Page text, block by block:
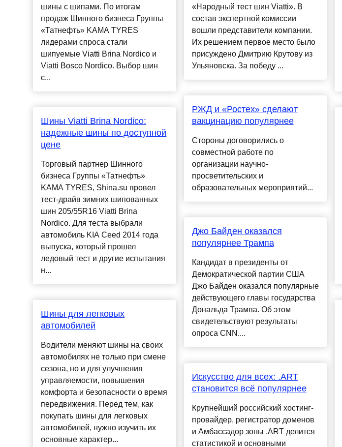
шины с шипами. По итогам
продаж Шинного бизнеса Группы
«Татнефть» KAMA TYRES
лидерами спроса стали
шипуемые Viatti Brina Nordico и
Viatti Bosco Nordico. Выбор шин
с...
Шины Viatti Brina Nordico:
надежные шины по доступной
цене
Торговый партнер Шинного
бизнеса Группы «Татнефть»
KAMA TYRES, Shina.su провел
тест-драйв зимних шипованных
шин 205/55R16 Viatti Brina
Nordico. Для теста выбрали
автомобиль KIA Ceed 2014 года
выпуска, который прошел
ледовый тест и другие испытания
н...
Шины для легковых
автомобилей
Водители меняют шины на своих
автомобилях не только при смене
сезона, но и для улучшения
управляемости, повышения
комфорта и безопасности о время
передвижения. Перед тем, как
покупать шины для легковых
автомобилей, нужно изучить их
основные характер...
«Народный тест шин Viatti». В
состав экспертной комиссии
вошли представители компании.
Их решением первое место было
присуждено Дмитрию Крутову из
Ульяновска. За победу ...
РЖД и «Ростех» сделают
вакцинацию популярнее
Стороны договорились о
совместной работе по
организации научно-
просветительских и
образовательных мероприятий...
Джо Байден оказался
популярнее Трампа
Кандидат в президенты от
Демократической партии США
Джо Байден оказался популярные
действующего главы государства
Дональда Трампа. Об этом
свидетельствуют результаты
опроса CNN....
Искусство для всех: .ART
становится всё популярнее
Крупнейший российский хостинг-
провайдер, регистратор доменов
и Амбассадор зоны .ART делится
статистикой и основными